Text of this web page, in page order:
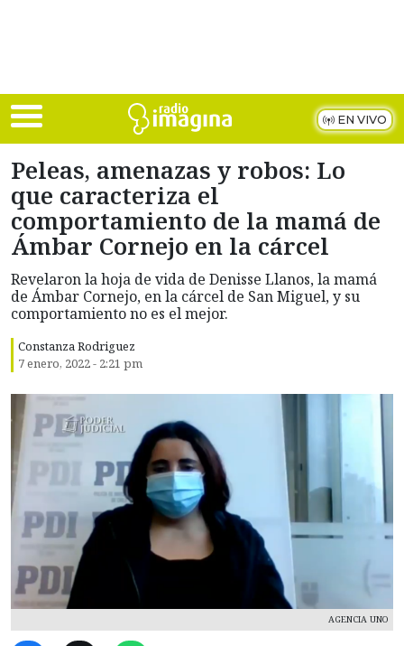
EN VIVO
Peleas, amenazas y robos: Lo
que caracteriza el
comportamiento de la mamá de
Ámbar Cornejo en la cárcel
Revelaron la hoja de vida de Denisse Llanos, la mamá
de Ámbar Cornejo, en la cárcel de San Miguel, y su
comportamiento no es el mejor.
Constanza Rodriguez
7 enero, 2022 - 2:21 pm
AGENCIA UNO